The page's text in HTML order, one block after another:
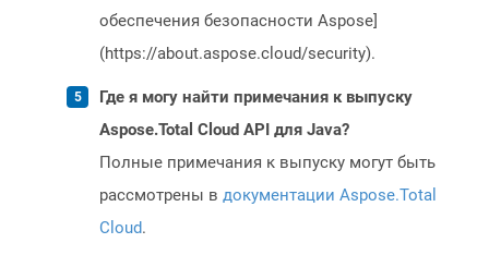
обеспечения безопасности Aspose]
(https://about.aspose.cloud/security).
Где я могу найти примечания к выпуску
Aspose.Total Cloud API для Java?
Полные примечания к выпуску могут быть
рассмотрены в документации Aspose.Total
Cloud.